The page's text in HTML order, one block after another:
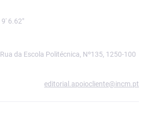
9' 6.62"
da Escola Politécnica, Nº135, 1250-100
editorial.apoiocliente@incm.pt